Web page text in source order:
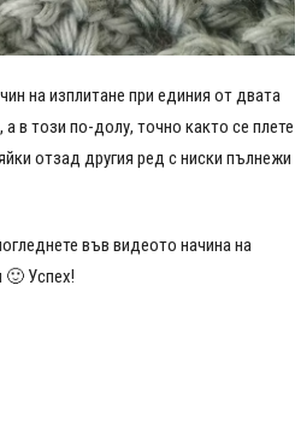
на изплитане при единия от двата
в този по-долу, точно както се плете
отзад другия ред с ниски пълнежи
във видеото начина на
🙂 Успех!